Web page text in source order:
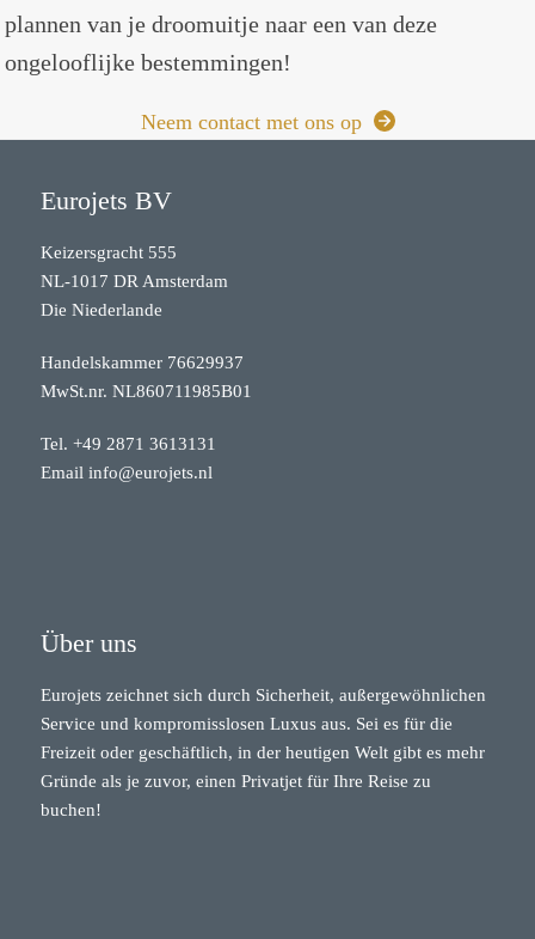
plannen van je droomuitje naar een van deze
ongelooflijke bestemmingen!
Neem contact met ons op
Eurojets BV
Keizersgracht 555
NL-1017 DR Amsterdam
Die Niederlande
Handelskammer 76629937
MwSt.nr. NL860711985B01
Tel.+49 2871 3613131
Emailinfo@eurojets.nl
Über uns
Eurojets zeichnet sich durch Sicherheit, außergewöhnlichen
Service und kompromisslosen Luxus aus. Sei es für die
Freizeit oder geschäftlich, in der heutigen Welt gibt es mehr
Gründe als je zuvor, einen Privatjet für Ihre Reise zu
buchen!